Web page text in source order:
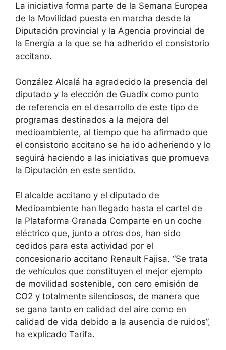
La iniciativa forma parte de la Semana Europea
de la Movilidad puesta en marcha desde la
Diputación provincial y la Agencia provincial de
la Energía a la que se ha adherido el consistorio
accitano.
González Alcalá ha agradecido la presencia del
diputado y la elección de Guadix como punto
de referencia en el desarrollo de este tipo de
programas destinados a la mejora del
medioambiente, al tiempo que ha afirmado que
el consistorio accitano se ha ido adheriendo y lo
seguirá haciendo a las iniciativas que promueva
la Diputación en este sentido.
El alcalde accitano y el diputado de
Medioambiente han llegado hasta el cartel de
la Plataforma Granada Comparte en un coche
eléctrico que, junto a otros dos, han sido
cedidos para esta actividad por el
concesionario accitano Renault Fajisa. “Se trata
de vehículos que constituyen el mejor ejemplo
de movilidad sostenible, con cero emisión de
CO2 y totalmente silenciosos, de manera que
se gana tanto en calidad del aire como en
calidad de vida debido a la ausencia de ruidos”,
ha explicado Tarifa.